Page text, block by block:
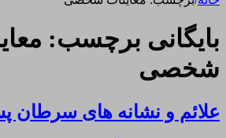
بایگانی برچسب:
شخصی
علائم و نشانه های سرطان